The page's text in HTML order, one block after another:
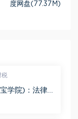
度网盘(77.37M)
税
学院)：法律信